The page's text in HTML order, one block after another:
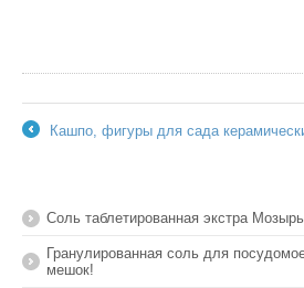
Кашпо, фигуры для сада
Соль таблетированная экстра
Гранулированная соль для
мешок!